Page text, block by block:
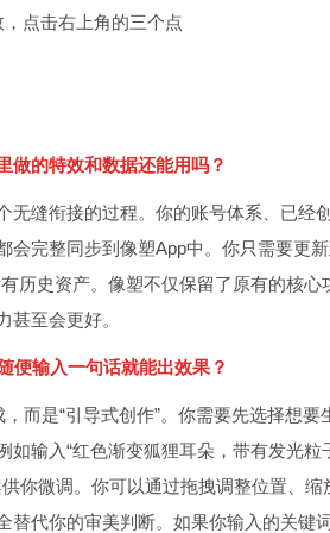
点击右上角的三个点
做的特效和数据还能用吗？
无缝衔接的过程。你的账号体系、已经
会完整同步到像塑App中。你只需要更
历史资产。像塑不仅保留了原有的核
甚至会更好。
便输入一句话就能出效果？
而是“引导式创作”。你需要先选择想
输入“红色渐变狐狸耳朵，带有发光
你微调。你可以通过拖拽调整位置、
代你的审美判断。如果你输入的关键